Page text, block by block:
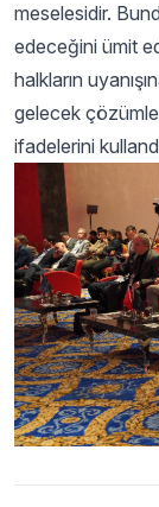
meselesidir.
edeceğini ümit
halkların
gelecek
ifadelerini